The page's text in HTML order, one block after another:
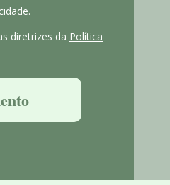
diretrizes da Política